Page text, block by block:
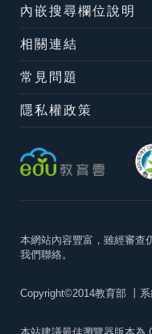
內嵌搜尋欄位說明
相關連結
常見問題
隱私權政策
本網站內容豐富，雖經審查
我們聯絡。
Copyright©2014教育部 丨